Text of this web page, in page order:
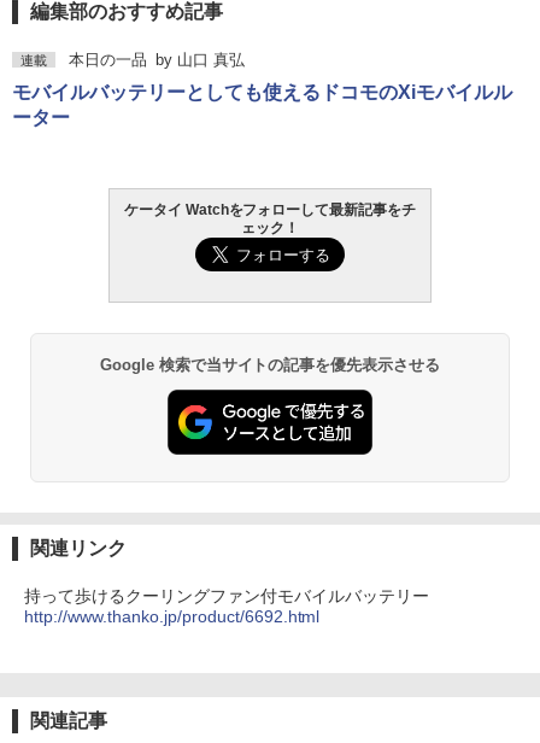
編集部のおすすめ記事
連載 本日の一品 by 山口 真弘
モバイルバッテリーとしても使えるドコモのXiモバイルル
ーター
ケータイ Watchをフォローして最新記事をチ
ェック！
Google 検索で当サイトの記事を優先表示させる
関連リンク
持って歩けるクーリングファン付モバイルバッテリー
http://www.thanko.jp/product/6692.html
関連記事